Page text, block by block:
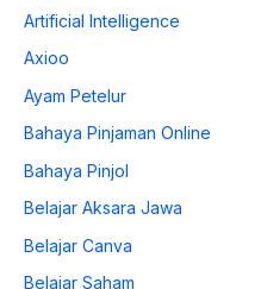
Artificial Intelligence
Axioo
Ayam Petelur
Bahaya Pinjaman Online
Bahaya Pinjol
Belajar Aksara Jawa
Belajar Canva
Belajar Saham